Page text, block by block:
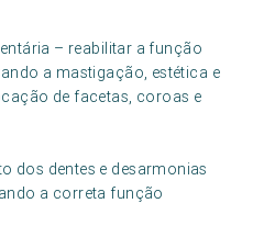
– reabilitar a função
a mastigação, estética e
de facetas, coroas e
dos dentes e desarmonias
a correta função